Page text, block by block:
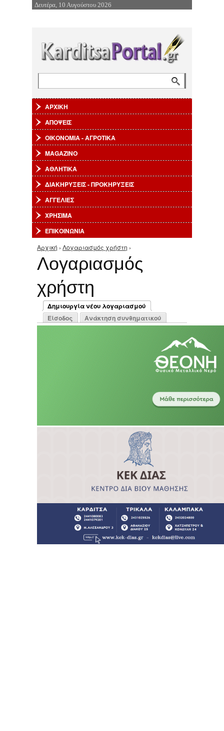
Επιστροφή στην Πλοήγηση
Δευτέρα, 10 Αυγούστου 2026
ΑΡΧΙΚΗ
ΑΠΟΨΕΙΣ
ΟΙΚΟΝΟΜΙΑ - ΑΓΡΟΤΙΚΑ
MAGAZINO
ΑΘΛΗΤΙΚΑ
ΔΙΑΚΗΡΥΞΕΙΣ - ΠΡΟΚΗΡΥΞΕΙΣ
ΑΓΓΕΛΙΕΣ
ΧΡΗΣΙΜΑ
ΕΠΙΚΟΙΝΩΝΙΑ
Είστε εδώ
Αρχική › Λογαριασμός χρήστη ›
Λογαριασμός
χρήστη
Πρωτεύουσες καρτέλες
Δημιουργία νέου λογαριασμού
(ενεργή καρτέλα)
Είσοδος Ανάκτηση συνθηματικού